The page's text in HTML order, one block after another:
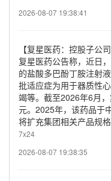
2026-08-07 19:38:41
【复星医药：控股子公
复星医药公告称，近日
的盐酸多巴酚丁胺注射
批适应症为用于器质性
竭等。截至2026年6月
元。2025年，该药品于
将扩充集团相关产品规
7x24
2026-08-07 19:38:35